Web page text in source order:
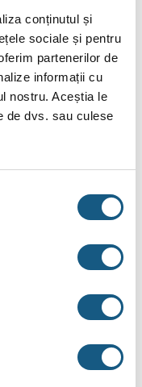
conținutul și
sociale și pentru
partenerilor de
informații cu
nostru. Aceștia le
de dvs. sau culese
Thelia
face parte
si demne de
se
incorporarea unei
de functionare pe